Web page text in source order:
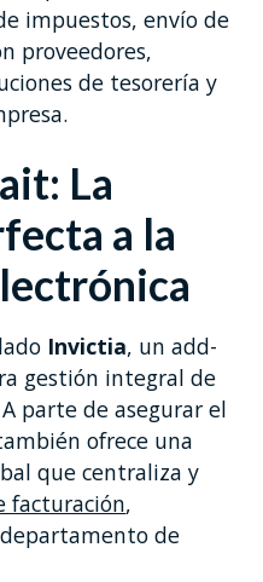
impuestos, envío de
proveedores,
de tesorería y
La
a la
Invictia, un add-
gestión integral de
parte de asegurar el
ofrece una
que centraliza y
facturación,
de